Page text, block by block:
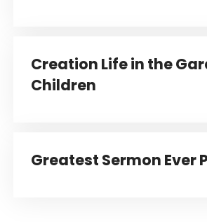
Creation Life in the
Children
Greatest Sermon Ever